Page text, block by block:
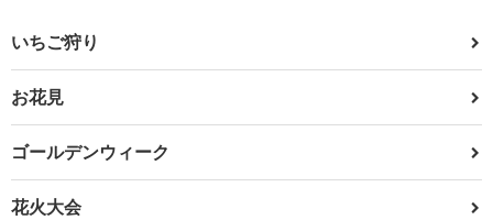
いちご狩り
お花見
ゴールデンウィーク
花火大会